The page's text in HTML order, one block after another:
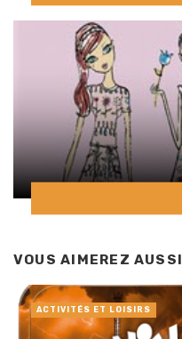
VOUS AIMEREZ AUSSI
ACTIVITÉS ET LOISIRS